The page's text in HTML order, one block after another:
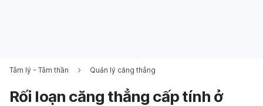
Tâm lý - Tâm thần Quản lý căng thẳng
Rối loạn căng thẳng cấp tính ở